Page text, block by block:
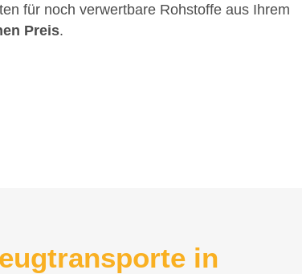
für noch verwertbare Rohstoffe aus Ihrem
Preis.
in